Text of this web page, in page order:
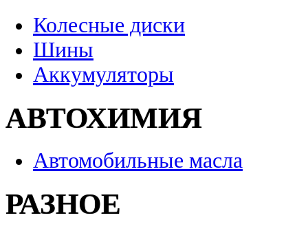
Колесные диски
Шины
Аккумуляторы
АВТОХИМИЯ
Автомобильные масла
РАЗНОЕ